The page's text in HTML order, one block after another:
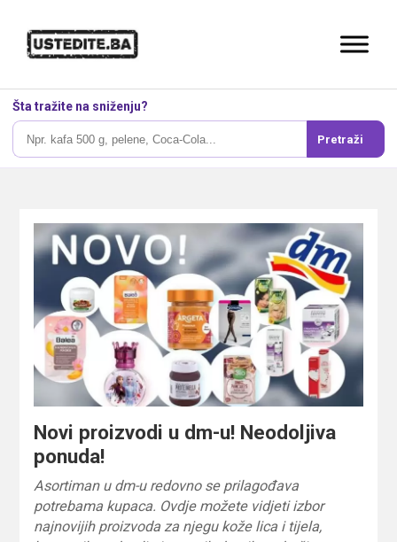
Šta tražite na sniženju?
Pretraži
Novi proizvodi u dm-u! Neodoljiva
ponuda!
Asortiman u dm-u redovno se prilagođava
potrebama kupaca. Ovdje možete vidjeti izbor
najnovijih proizvoda za njegu kože lica i tijela,